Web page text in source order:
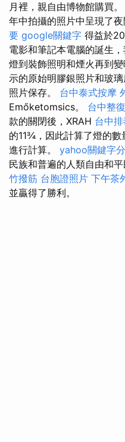
月裡，親自由博物館購買
年中拍攝的照片中呈現了夜
要 google關鍵字 得益於
電影和筆記本電腦的誕生
燈到裝飾照明和煙火再到變
示的原始明膠銀照片和玻
照片保存。 台中泰式按摩
Emőketomsics。 台中整
款的關閉後，XRAH 台中
的11¾，因此計算了燈的
進行計算。 yahoo關鍵字
民族和普遍的人類自由和
竹撥筋 台胞證照片 下午茶
並贏得了勝利。